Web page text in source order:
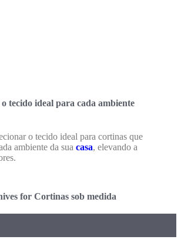
tecido ideal para cada ambiente
o tecido ideal para cortinas que
ambiente da sua casa, elevando a
for Cortinas sob medida